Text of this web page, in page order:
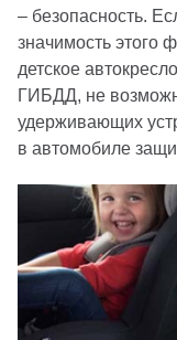
– безопасность.
значимость этого
детское
ГИБДД, не
удерживающих
в автомобиле